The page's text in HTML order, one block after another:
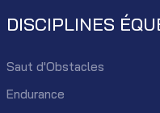
DISCIPLINES
Saut d'Obstacles
Endurance